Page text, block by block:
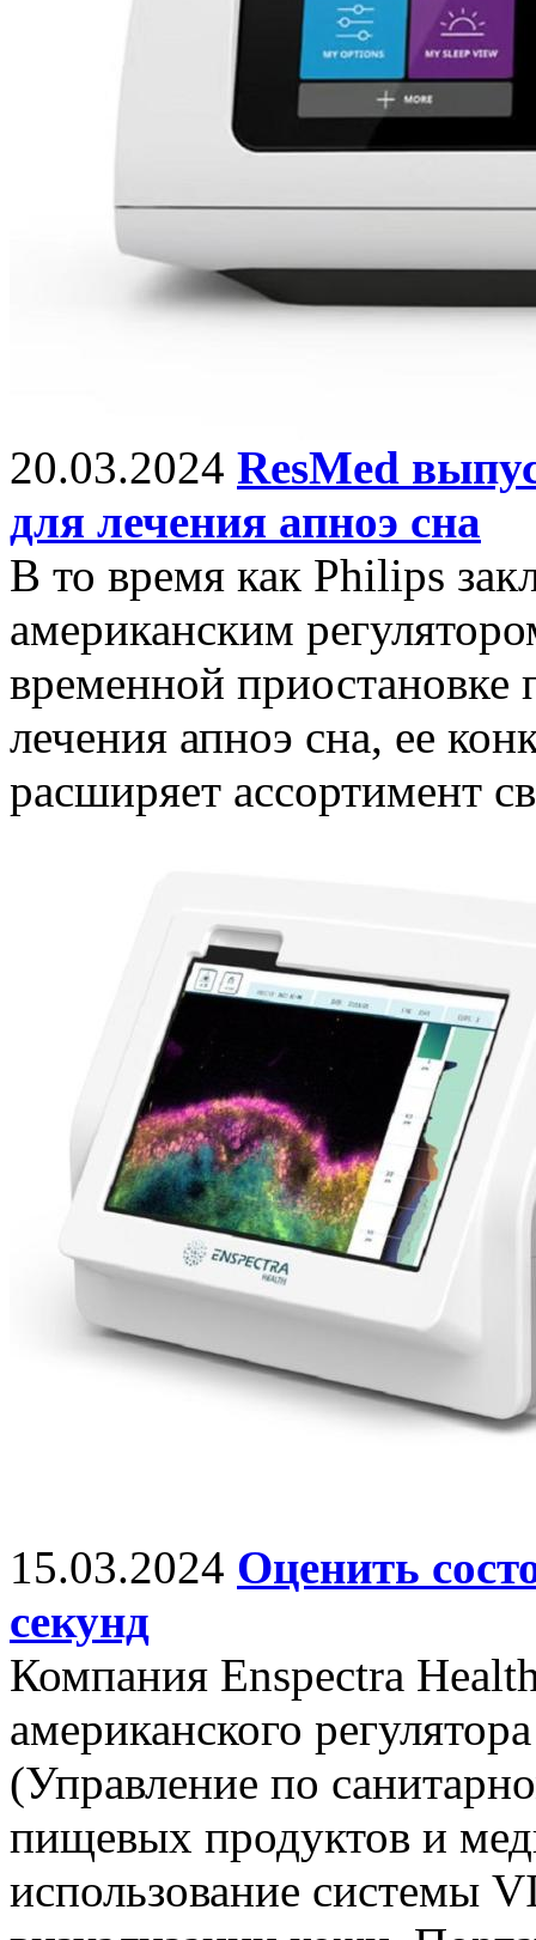
20.03.2024 ResMed
для лечения апноэ сна
В то время как Philips
американским
временной приостановке
лечения апноэ сна, ее
расширяет ассортимент
15.03.2024 Оценить
секунд
Компания Enspectra
американского
(Управление по
пищевых продуктов и
использование системы